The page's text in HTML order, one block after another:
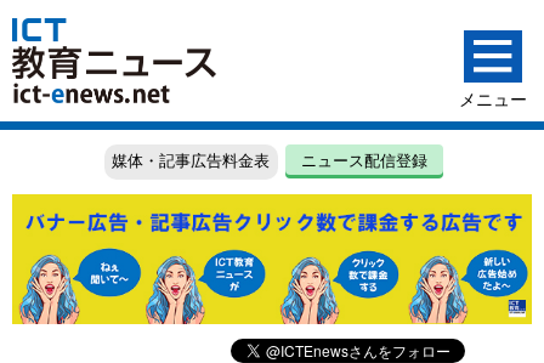
媒体・記事広告料金表 ニュース配信登録